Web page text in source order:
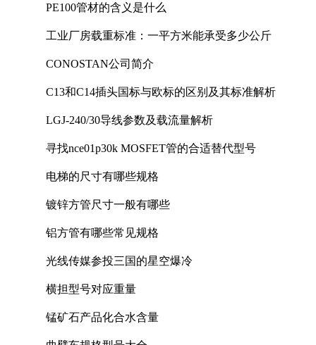
PE100管材的含义是什么
工业厂房载重标准：一平方米能承受多少公斤
CONOSTAN公司简介
C13和C14插头国标与欧标的区别及其标准解析
LGJ-240/30导线参数及载流量解析
寻找nce01p30k MOSFET管的合适替代型号
电梯的尺寸有哪些规格
镀锌方管尺寸一般有哪些
铝方管有哪些常见规格
光线传媒参投三国的星空爆冷
横担型号对应重量
锰矿石产品化合水含量